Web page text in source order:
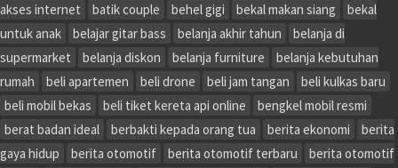
akses internet
batik couple behel gigi bekal makan siang
bekal
untuk anak
belajar gitar bass belanja akhir tahun
belanja di
supermarket
belanja diskon belanja furniture
belanja kebutuhan
rumah
beli apartemen beli drone beli jam tangan
beli kulkas baru
beli mobil bekas
beli tiket kereta api online
bengkel mobil resmi
berat badan ideal
berbakti kepada orang tua berita ekonomi
berita
gaya hidup
berita otomotif berita otomotif terbaru
berita otomotif